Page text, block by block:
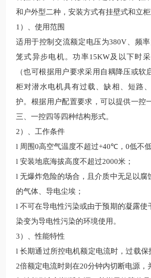
和户外型二种，安装方式有挂壁式和立柜
1 ）、使用范围
适用于控制交流额定电压为380V 、频
笼式异步电机。功率15KW及以下时
（也可根据用户要求采用自耦降压或软
柜对潜水电机具有过载、缺相、短路
护。根据用户配置要求，可以提供一控
三、一控四等四种结构形式。
2）、工作条件
l 周围0高空气温度不超过+40℃， 0低不
l 安装地底海拔高度不超过2000米；
l无爆炸危险的场合，且介质中无足以腐
的气体、导电尘埃；
l不可在导电性污染或由于预期的凝露使
染变为导电性污染的环境使用。
3）、性能特性
l长期通过所控电机额定电流时，过载保
2倍额定电流时则在20分钟内切断电源，